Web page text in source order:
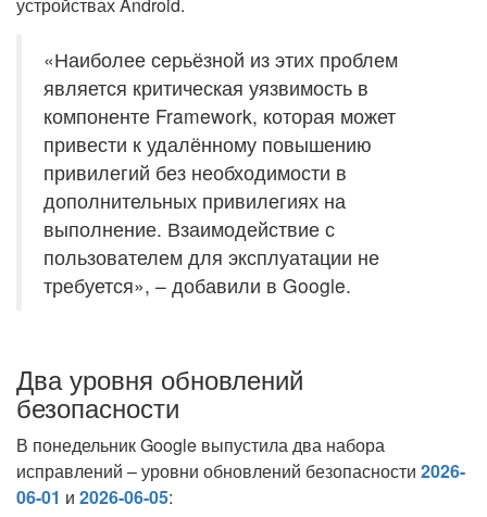
«Наиболее серьёзной из этих проблем
является критическая уязвимость в
компоненте Framework, которая может
привести к удалённому повышению
привилегий без необходимости в
дополнительных привилегиях на
выполнение. Взаимодействие с
пользователем для эксплуатации не
требуется», – добавили в Google.
Два уровня обновлений
безопасности
В понедельник Google выпустила два набора
исправлений – уровни обновлений безопасности 2026-
06-01 и 2026-06-05: